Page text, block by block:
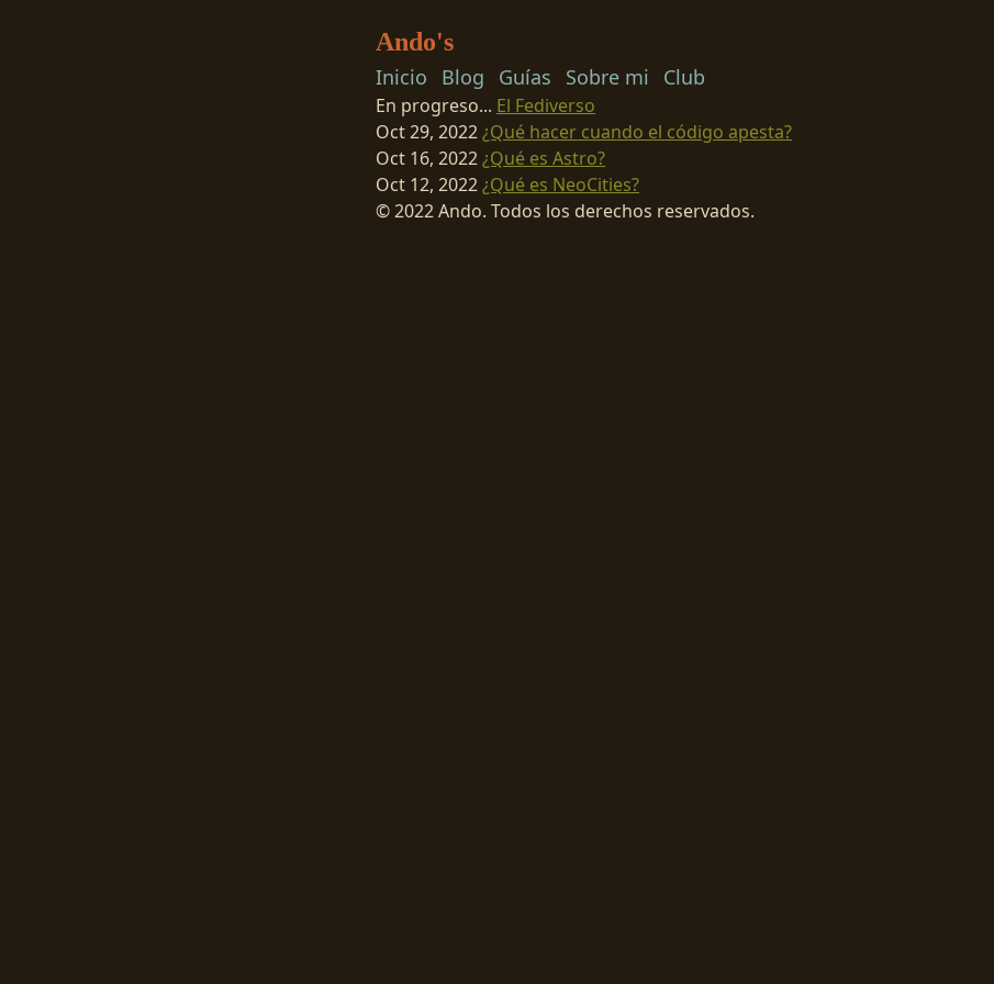
Ando's
Inicio Blog Guías Sobre mi Club
En progreso... El Fediverso
Oct 29, 2022¿Qué hacer cuando el código apesta?
Oct 16, 2022¿Qué es Astro?
Oct 12, 2022¿Qué es NeoCities?
© 2022 Ando. Todos los derechos reservados.